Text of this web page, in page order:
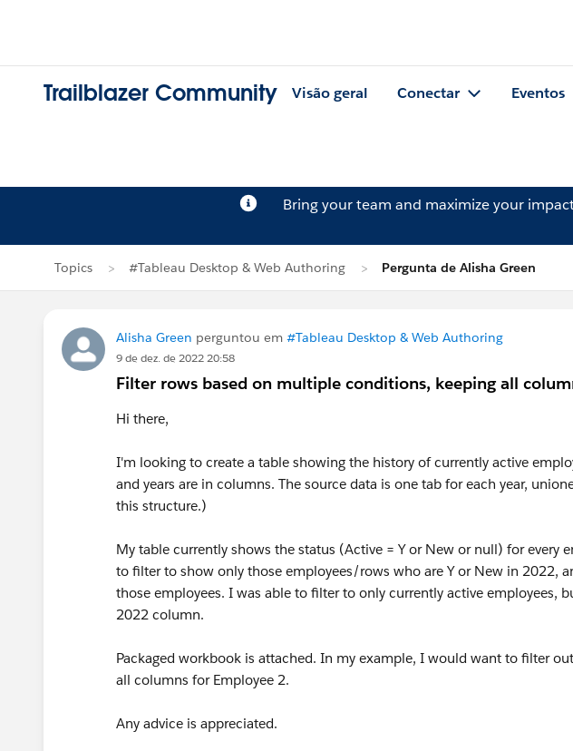
Trailblazer Community Visão geral Conectar Eventos
Bring your team and maximize your
Topics #Tableau Desktop & Web Authoring Pergunta de Alisha Green
Alisha Green perguntou em #Tableau Desktop & Web Authoring
9 de dez. de 2022 20:58
Filter rows based on multiple conditions, keeping all
Hi there,
I'm looking to create a table showing the history of currently active
and years are in columns. The source data is one tab for each year,
this structure.)
My table currently shows the status (Active = Y or New or null) for every
to filter to show only those employees/rows who are Y or New in 2022,
those employees. I was able to filter to only currently active employees,
2022 column.
Packaged workbook is attached. In my example, I would want to filter
all columns for Employee 2.
Any advice is appreciated.